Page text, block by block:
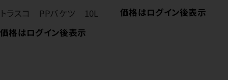
トラスコ PPバケツ 10L
価格はログイン後表示
価格はログイン後表示